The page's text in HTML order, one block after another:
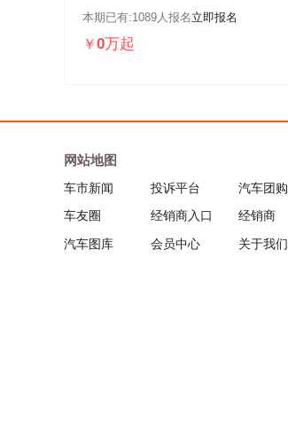
本期已有:1089人报名 立即报名
￥0万起
网站地图
车市新闻 投诉平台 汽车团购
车友圈
经销商入口 经销商
汽车图库
会员中心 关于我们